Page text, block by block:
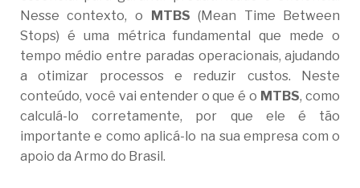
Nesse contexto, o MTBS (Mean Time Between
Stops) é uma métrica fundamental que mede o
tempo médio entre paradas operacionais, ajudando
a otimizar processos e reduzir custos. Neste
conteúdo, você vai entender o que é o MTBS, como
calculá-lo corretamente, por que ele é tão
importante e como aplicá-lo na sua empresa com o
apoio da Armo do Brasil.